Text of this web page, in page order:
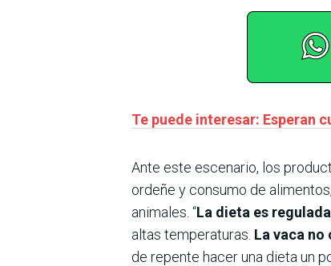
Te puede interesar: Esperan
Ante este escenario, los
ordeñe y consumo de
animales. “La dieta es
altas temperaturas. La vaca
de repente hacer una dieta un